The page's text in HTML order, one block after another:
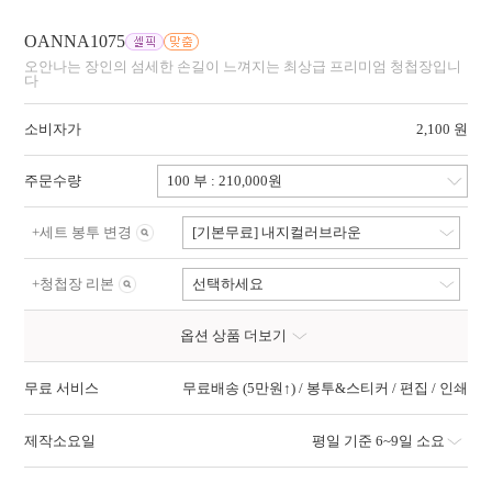
OANNA1075
오안나는 장인의 섬세한 손길이 느껴지는 최상급 프리미엄 청첩장입니
다
소비자가 2,100 원
주문수량
+세트 봉투 변경 [기본무료] 내지컬러브라운
+청첩장 리본 선택하세요
옵션 상품 더보기
무료 서비스 무료배송 (5만원↑) / 봉투&스티커 / 편집 / 인쇄
제작소요일 평일 기준 6~9일 소요